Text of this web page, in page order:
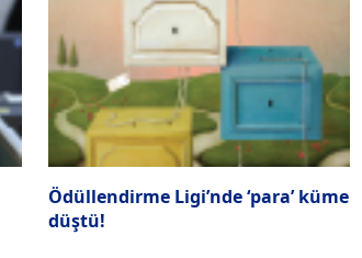
Ödüllendirme Ligi’nde ‘para’ küme
düştü!